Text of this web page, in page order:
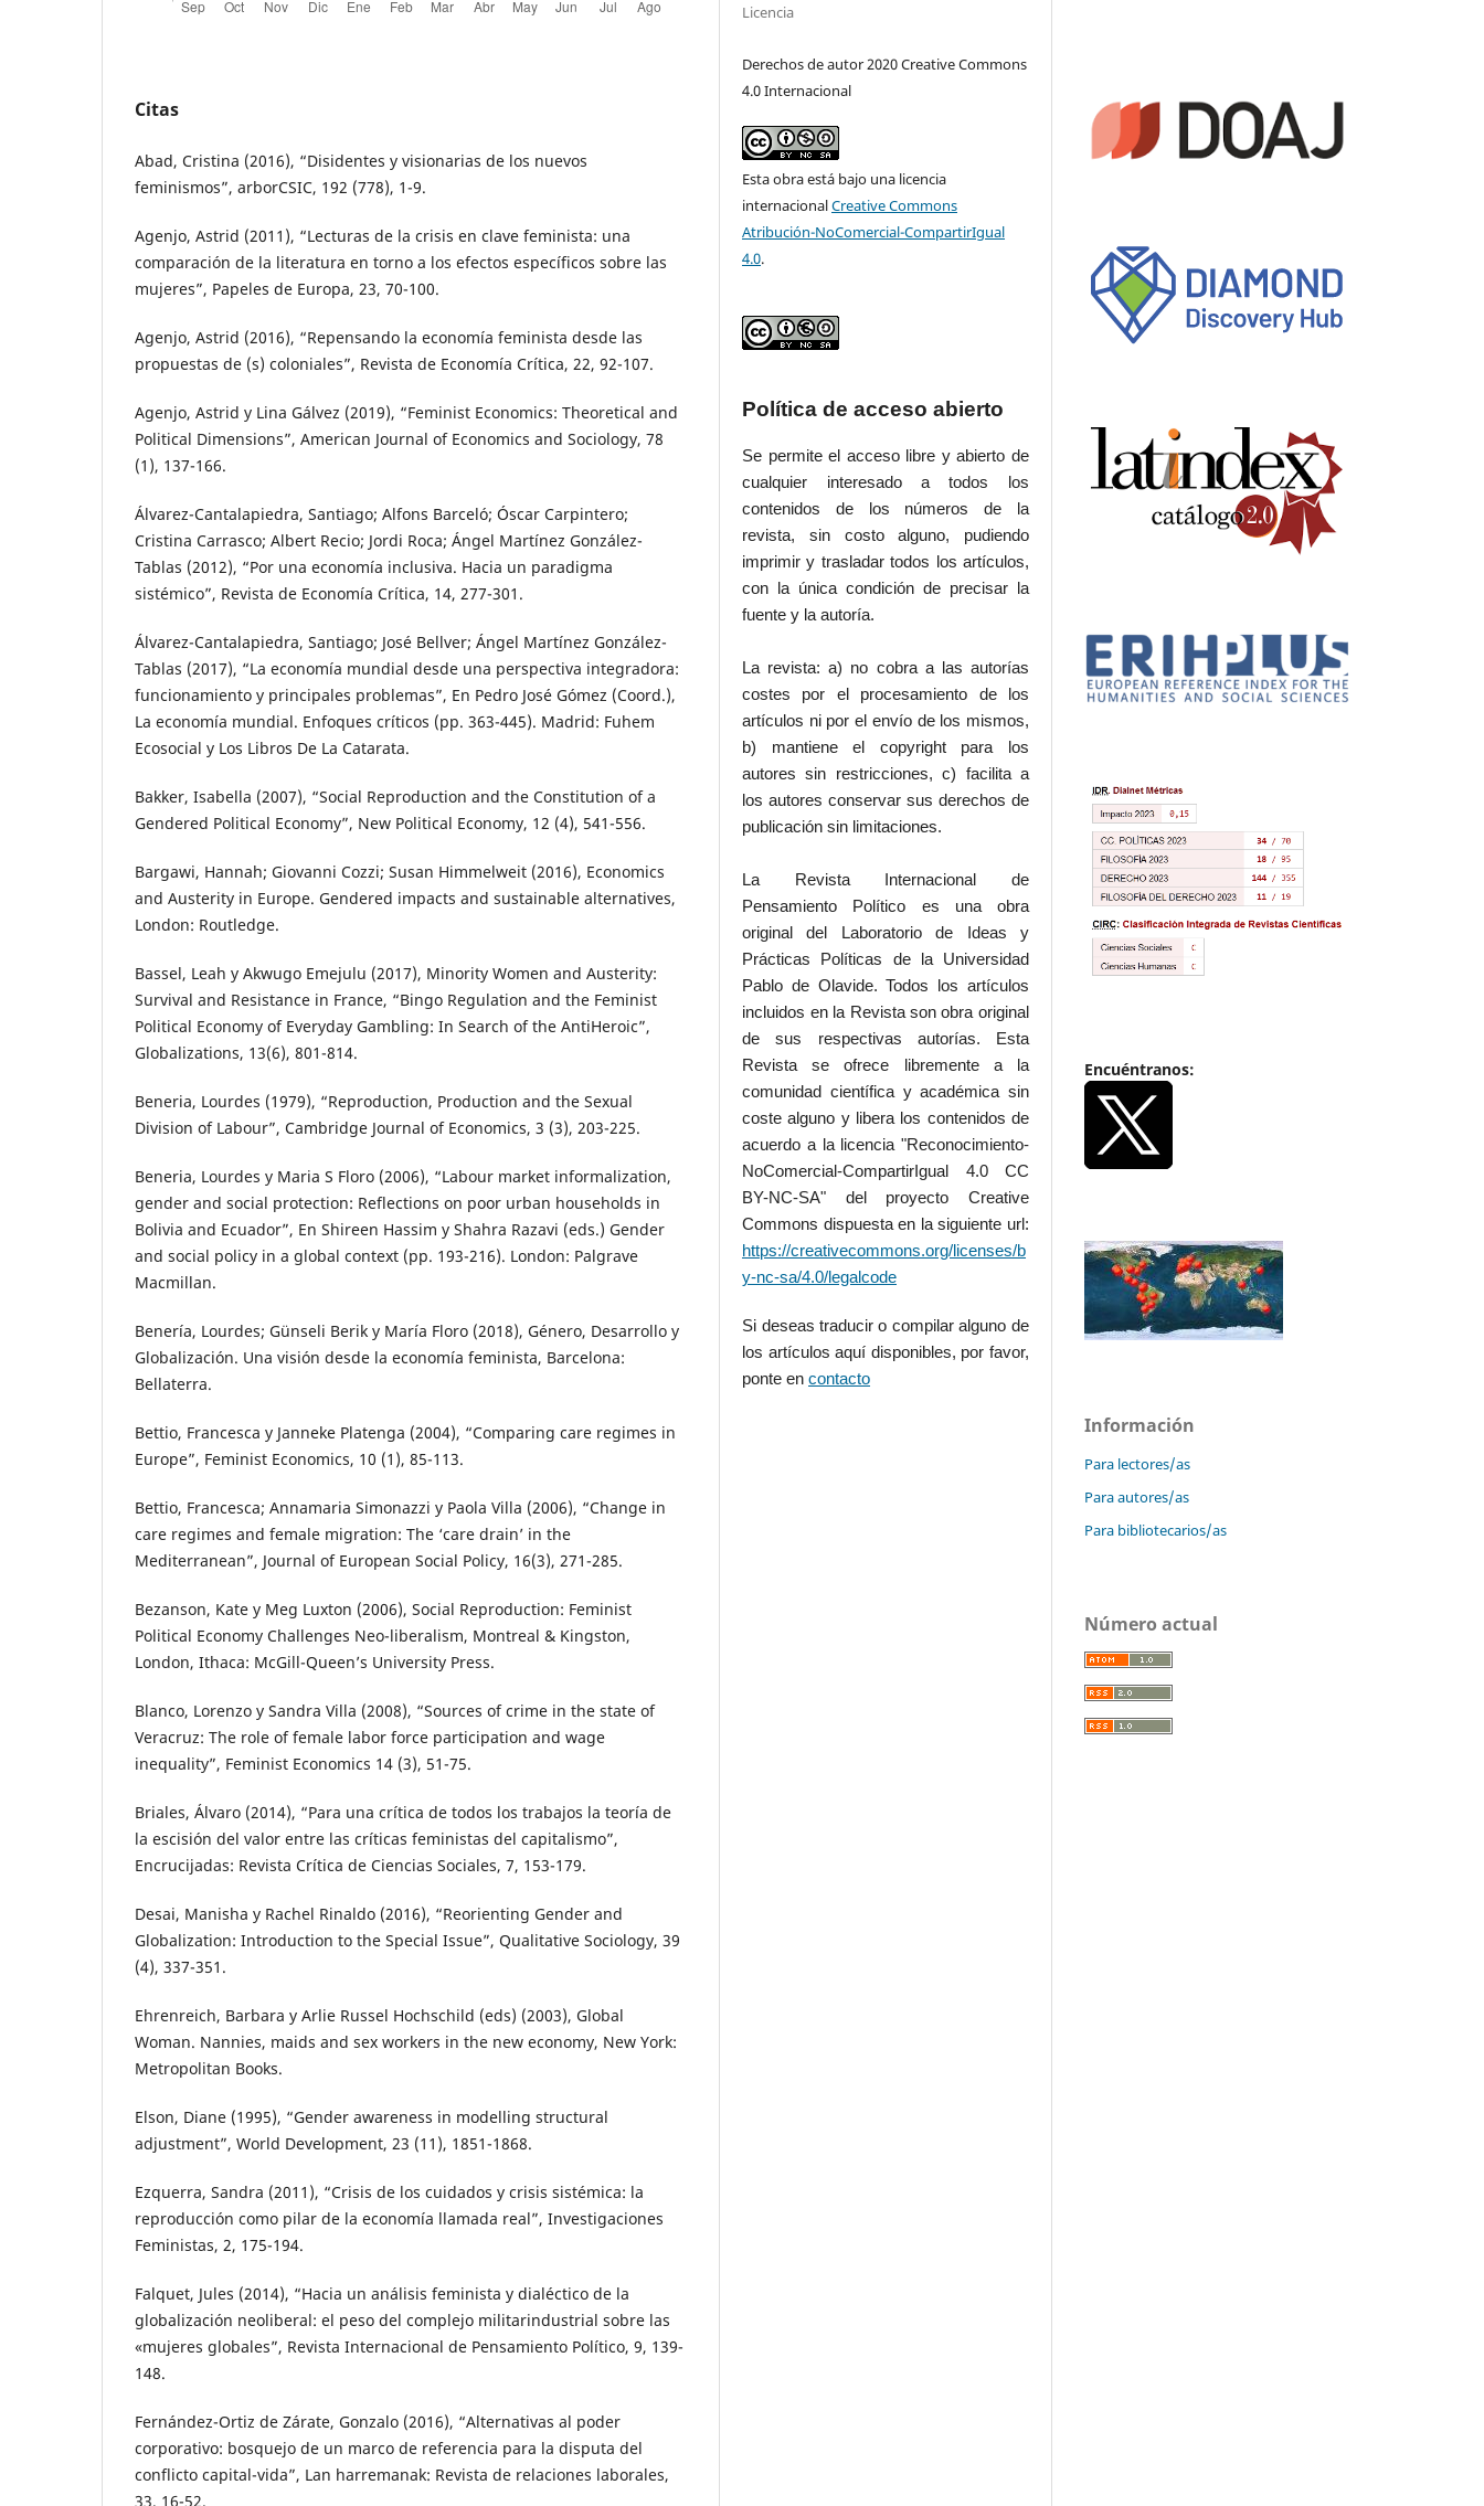
Citas
Abad, Cristina (2016), “Disidentes y visionarias de los nuevos
feminismos”, arborCSIC, 192 (778), 1-9.
Agenjo, Astrid (2011), “Lecturas de la crisis en clave feminista: una
comparación de la literatura en torno a los efectos específicos sobre las
mujeres”, Papeles de Europa, 23, 70-100.
Agenjo, Astrid (2016), “Repensando la economía feminista desde las
propuestas de (s) coloniales”, Revista de Economía Crítica, 22, 92-107.
Agenjo, Astrid y Lina Gálvez (2019), “Feminist Economics: Theoretical and
Political Dimensions”, American Journal of Economics and Sociology, 78
(1), 137-166.
Álvarez-Cantalapiedra, Santiago; Alfons Barceló; Óscar Carpintero;
Cristina Carrasco; Albert Recio; Jordi Roca; Ángel Martínez González-
Tablas (2012), “Por una economía inclusiva. Hacia un paradigma
sistémico”, Revista de Economía Crítica, 14, 277-301.
Álvarez-Cantalapiedra, Santiago; José Bellver; Ángel Martínez González-
Tablas (2017), “La economía mundial desde una perspectiva integradora:
funcionamiento y principales problemas”, En Pedro José Gómez (Coord.),
La economía mundial. Enfoques críticos (pp. 363-445). Madrid: Fuhem
Ecosocial y Los Libros De La Catarata.
Bakker, Isabella (2007), “Social Reproduction and the Constitution of a
Gendered Political Economy”, New Political Economy, 12 (4), 541-556.
Bargawi, Hannah; Giovanni Cozzi; Susan Himmelweit (2016), Economics
and Austerity in Europe. Gendered impacts and sustainable alternatives,
London: Routledge.
Bassel, Leah y Akwugo Emejulu (2017), Minority Women and Austerity:
Survival and Resistance in France, “Bingo Regulation and the Feminist
Political Economy of Everyday Gambling: In Search of the AntiHeroic”,
Globalizations, 13(6), 801-814.
Beneria, Lourdes (1979), “Reproduction, Production and the Sexual
Division of Labour”, Cambridge Journal of Economics, 3 (3), 203-225.
Beneria, Lourdes y Maria S Floro (2006), “Labour market informalization,
gender and social protection: Reflections on poor urban households in
Bolivia and Ecuador”, En Shireen Hassim y Shahra Razavi (eds.) Gender
and social policy in a global context (pp. 193-216). London: Palgrave
Macmillan.
Benería, Lourdes; Günseli Berik y María Floro (2018), Género, Desarrollo y
Globalización. Una visión desde la economía feminista, Barcelona:
Bellaterra.
Bettio, Francesca y Janneke Platenga (2004), “Comparing care regimes in
Europe”, Feminist Economics, 10 (1), 85-113.
Bettio, Francesca; Annamaria Simonazzi y Paola Villa (2006), “Change in
care regimes and female migration: The ‘care drain’ in the
Mediterranean”, Journal of European Social Policy, 16(3), 271-285.
Bezanson, Kate y Meg Luxton (2006), Social Reproduction: Feminist
Political Economy Challenges Neo-liberalism, Montreal & Kingston,
London, Ithaca: McGill-Queen’s University Press.
Blanco, Lorenzo y Sandra Villa (2008), “Sources of crime in the state of
Veracruz: The role of female labor force participation and wage
inequality”, Feminist Economics 14 (3), 51-75.
Briales, Álvaro (2014), “Para una crítica de todos los trabajos la teoría de
la escisión del valor entre las críticas feministas del capitalismo”,
Encrucijadas: Revista Crítica de Ciencias Sociales, 7, 153-179.
Desai, Manisha y Rachel Rinaldo (2016), “Reorienting Gender and
Globalization: Introduction to the Special Issue”, Qualitative Sociology, 39
(4), 337-351.
Ehrenreich, Barbara y Arlie Russel Hochschild (eds) (2003), Global
Woman. Nannies, maids and sex workers in the new economy, New York:
Metropolitan Books.
Elson, Diane (1995), “Gender awareness in modelling structural
adjustment”, World Development, 23 (11), 1851-1868.
Ezquerra, Sandra (2011), “Crisis de los cuidados y crisis sistémica: la
reproducción como pilar de la economía llamada real”, Investigaciones
Feministas, 2, 175-194.
Falquet, Jules (2014), “Hacia un análisis feminista y dialéctico de la
globalización neoliberal: el peso del complejo militarindustrial sobre las
«mujeres globales”, Revista Internacional de Pensamiento Político, 9, 139-
148.
Fernández-Ortiz de Zárate, Gonzalo (2016), “Alternativas al poder
corporativo: bosquejo de un marco de referencia para la disputa del
conflicto capital-vida”, Lan harremanak: Revista de relaciones laborales,
33, 16-52.
Licencia
Derechos de autor 2020 Creative Commons
4.0 Internacional
Esta obra está bajo una licencia
internacionalCreative Commons
Atribución-NoComercial-CompartirIgual
4.0.
Política de acceso abierto
Se permite el acceso libre y abierto de
cualquier interesado a todos los
contenidos de los números de la
revista, sin costo alguno, pudiendo
imprimir y trasladar todos los artículos,
con la única condición de precisar la
fuente y la autoría.
La revista: a) no cobra a las autorías
costes por el procesamiento de los
artículos ni por el envío de los mismos,
b) mantiene el copyright para los
autores sin restricciones, c) facilita a
los autores conservar sus derechos de
publicación sin limitaciones.
La Revista Internacional de
Pensamiento Político es una obra
original del Laboratorio de Ideas y
Prácticas Políticas de la Universidad
Pablo de Olavide. Todos los artículos
incluidos en la Revista son obra original
de sus respectivas autorías. Esta
Revista se ofrece libremente a la
comunidad científica y académica sin
coste alguno y libera los contenidos de
acuerdo a la licencia "Reconocimiento-
NoComercial-CompartirIgual 4.0 CC
BY-NC-SA" del proyecto Creative
Commons dispuesta en la siguiente url:
https://creativecommons.org/licenses/b
y-nc-sa/4.0/legalcode
Si deseas traducir o compilar alguno de
los artículos aquí disponibles, por favor,
ponte encontacto
Encuéntranos:
Información
Para lectores/as
Para autores/as
Para bibliotecarios/as
Número actual